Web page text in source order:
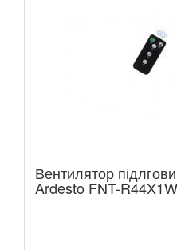
Вентилятор
Ardesto FNT-R44X1W